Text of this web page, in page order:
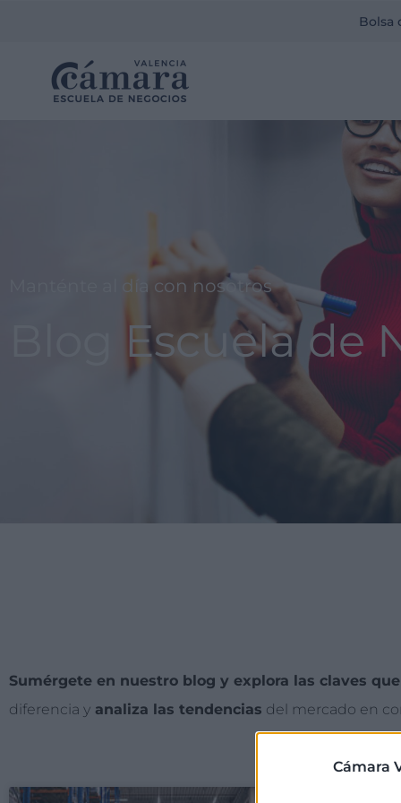
Cámara
Bolsa
Manténte al día con nosotros
Blog Escuela de
Sumérgete en nuestro blog y explora las claves
diferencia y analiza las tendencias del mercado en